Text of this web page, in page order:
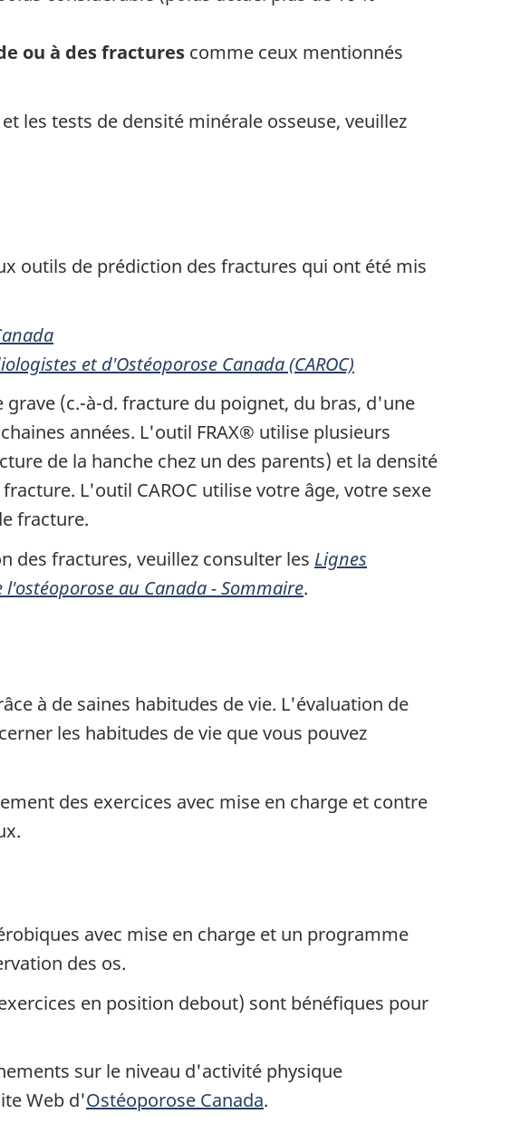
ou à des fractures comme ceux mentionnés
les tests de densité minérale osseuse, veuillez
outils de prédiction des fractures qui ont été mis
et d'Ostéoporose Canada (CAROC)
(c.-à-d. fracture du poignet, du bras, d'une
années. L'outil FRAX® utilise plusieurs
de la hanche chez un des parents) et la densité
L'outil CAROC utilise votre âge, votre sexe
fracture.
des fractures, veuillez consulter les Lignes
au Canada - Sommaire.
à de saines habitudes de vie. L'évaluation de
les habitudes de vie que vous pouvez
des exercices avec mise en charge et contre
avec mise en charge et un programme
des os.
en position debout) sont bénéfiques pour
sur le niveau d'activité physique
Web d'Ostéoporose Canada.